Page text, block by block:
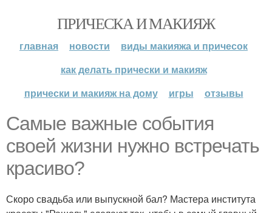
ПРИЧЕСКА И МАКИЯЖ
главная новости
виды макияжа и причесок
как делать прически и макияж
прически и макияж на дому
игры отзывы
Самые важные события
своей жизни нужно встречать
красиво?
Скоро свадьба или выпускной бал? Мастера института